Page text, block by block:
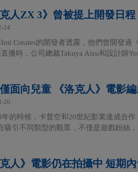
克人ZX 3》曾被提上開發日
24
Creates的開發者透露，他們曾開發
播時，公司總裁Takuya Aizu和設計師
面向兒童 《洛克人》電影
20
年的時候，卡普空和20世紀影業達成合
吸引不同類型的觀眾，不僅是遊戲粉絲
克人》電影仍在拍攝中 短期